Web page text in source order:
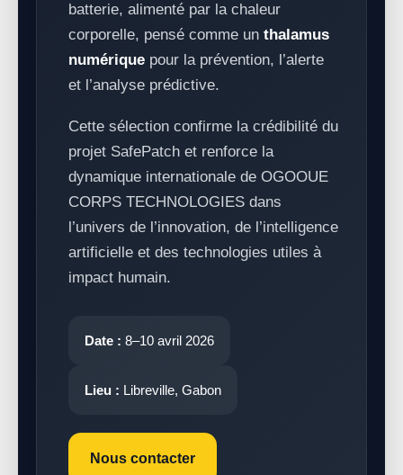
batterie, alimenté par la chaleur
corporelle, pensé comme un thalamus
numérique pour la prévention, l’alerte
et l’analyse prédictive.
Cette sélection confirme la crédibilité du
projet SafePatch et renforce la
dynamique internationale de OGOOUE
CORPS TECHNOLOGIES dans
l’univers de l’innovation, de l’intelligence
artificielle et des technologies utiles à
impact humain.
Date : 8–10 avril 2026
Lieu : Libreville, Gabon
Nous contacter